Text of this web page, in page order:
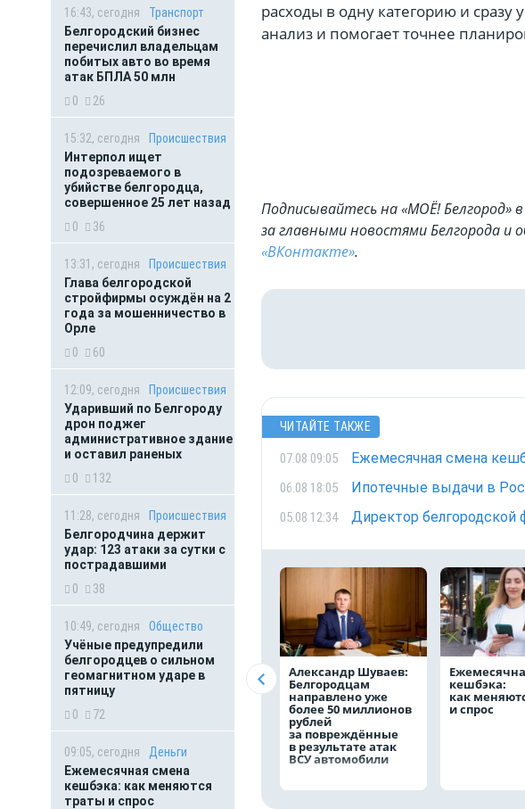
16:43, сегодня
Транспорт
Белгородский бизнес
перечислил владельцам
побитых авто во время
атак БПЛА 50 млн
0
26
15:32, сегодня
Происшествия
Интерпол ищет
подозреваемого в
убийстве белгородца,
совершенное 25 лет назад
0
36
13:31, сегодня
Происшествия
Глава белгородской
стройфирмы осуждён на 2
года за мошенничество в
Орле
0
60
12:09, сегодня
Происшествия
Ударивший по Белгороду
дрон поджег
административное здание
и оставил раненых
0
132
11:28, сегодня
Происшествия
Белгородчина держит
удар: 123 атаки за сутки с
пострадавшими
0
38
10:49, сегодня
Общество
Учёные предупредили
белгородцев о сильном
геомагнитном ударе в
пятницу
0
72
09:05, сегодня
Деньги
Ежемесячная смена
кешбэка: как меняются
траты и спрос
расходы в одну категорию и сразу
анализ и помогает точнее
Подписывайтесь на «МОЁ! Белгород»
за главными новостями Белгорода и
«ВКонтакте».
ЧИТАЙТЕ ТАКЖЕ
07.08 09:05 Ежемесячная смена
06.08 18:05 Ипотечные выдачи в
05.08 12:34 Директор белгородской
Александр Шуваев:
Белгородцам
направлено уже
более 50 миллионов
рублей
за повреждённые
в результате атак
ВСУ автомобили
кешбэка:
как
и спрос